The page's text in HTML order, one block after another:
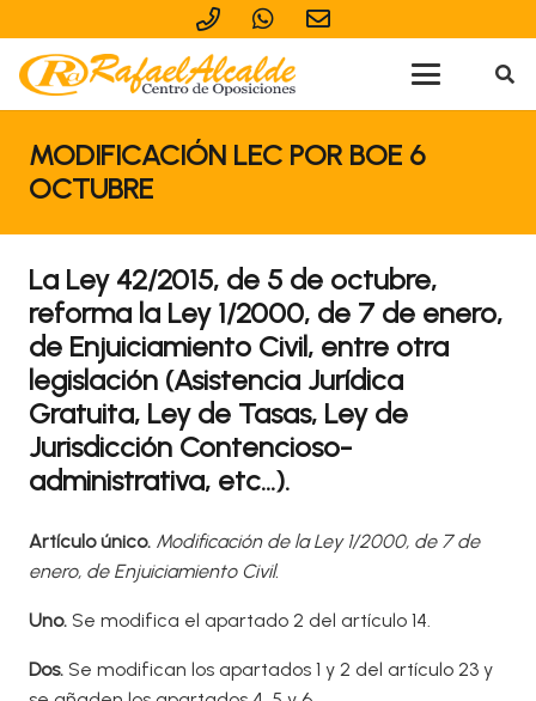
MODIFICACIÓN LEC POR BOE 6
OCTUBRE
La Ley 42/2015, de 5 de octubre,
reforma la Ley 1/2000, de 7 de enero,
de Enjuiciamiento Civil, entre otra
legislación (Asistencia Jurídica
Gratuita, Ley de Tasas, Ley de
Jurisdicción Contencioso-
administrativa, etc…).
Artículo único. Modificación de la Ley 1/2000, de 7 de
enero, de Enjuiciamiento Civil.
Uno. Se modifica el apartado 2 del artículo 14.
Dos. Se modifican los apartados 1 y 2 del artículo 23 y